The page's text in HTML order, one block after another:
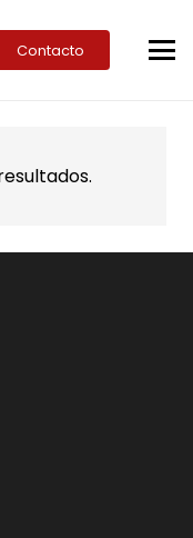
Contacto